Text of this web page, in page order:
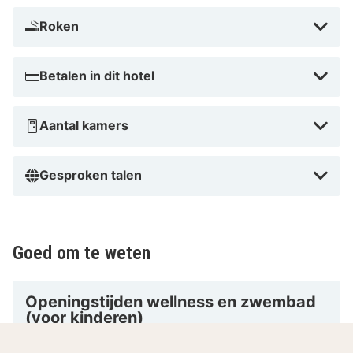
Roken
Betalen in dit hotel
Aantal kamers
Gesproken talen
Goed om te weten
Openingstijden wellness en zwembad
(voor kinderen)